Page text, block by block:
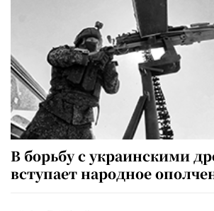
В борьбу с украинскими
вступает народное